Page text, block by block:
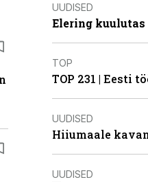
UUDISED
Elering
TOP
TOP 231 | Eesti
UUDISED
Hiiumaale
UUDISED